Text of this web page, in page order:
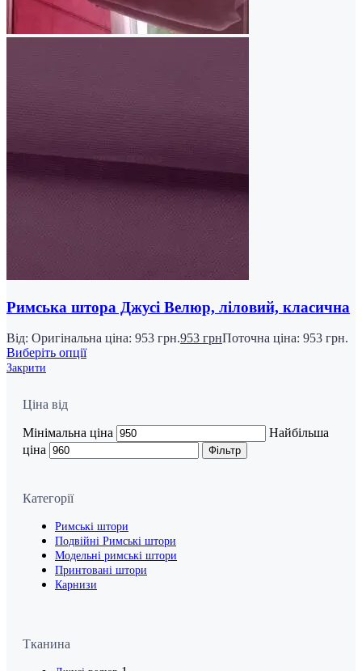
Римська штора Джусі Велюр, ліловий, класична
Від: Оригінальна ціна: 953 грн.953 грнПоточна ціна: 953 грн.
Виберіть опції
Закрити
Ціна від
Мінімальна ціна
Найбільша
ціна
Фільтр
Категорії
Римські штори
Подвійні Римські штори
Модельні римські штори
Принтовані штори
Карнизи
Тканина